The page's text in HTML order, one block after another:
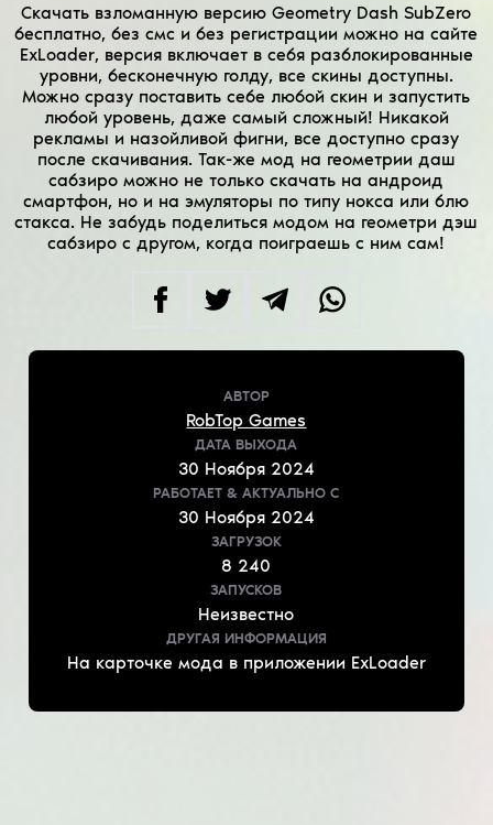
Скачать взломанную версию Geometry Dash SubZero
бесплатно, без смс и без регистрации можно на сайте
ExLoader, версия включает в себя разблокированные
уровни, бесконечную голду, все скины доступны.
Можно сразу поставить себе любой скин и запустить
любой уровень, даже самый сложный! Никакой
рекламы и назойливой фигни, все доступно сразу
после скачивания. Так-же мод на геометрии даш
сабзиро можно не только скачать на андроид
смартфон, но и на эмуляторы по типу нокса или блю
стакса. Не забудь поделиться модом на геометри дэш
сабзиро с другом, когда поиграешь с ним сам!
АВТОР
RobTop Games
ДАТА ВЫХОДА
30 Ноября2024
РАБОТАЕТ & АКТУАЛЬНО С
30 Ноября2024
ЗАГРУЗОК
8 240
ЗАПУСКОВ
Неизвестно
ДРУГАЯ ИНФОРМАЦИЯ
На карточке мода в приложении ExLoader